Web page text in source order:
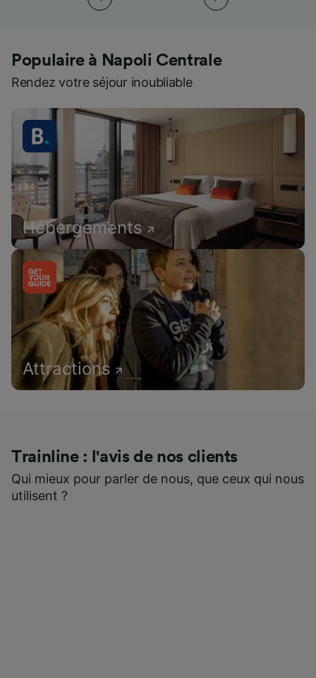
Populaire à Napoli Centrale
Rendez votre séjour inoubliable
Hébergements
Attractions
Trainline : l'avis de nos clients
Qui mieux pour parler de nous, que ceux qui nous
utilisent ?